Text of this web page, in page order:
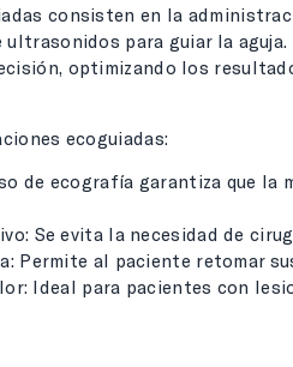
consisten en la
ultrasonidos para guiar la
optimizando los
ecoguiadas:
de ecografía garantiza que la
Se evita la necesidad de
Permite al paciente retomar
Ideal para pacientes con